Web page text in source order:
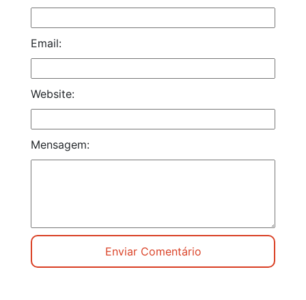
Email:
Website:
Mensagem: